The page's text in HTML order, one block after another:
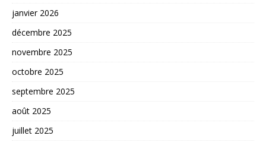
janvier 2026
décembre 2025
novembre 2025
octobre 2025
septembre 2025
août 2025
juillet 2025